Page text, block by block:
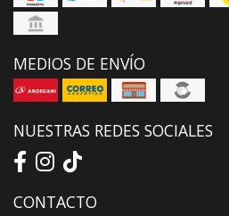
MEDIOS DE ENVÍO
NUESTRAS REDES SOCIALES
CONTACTO